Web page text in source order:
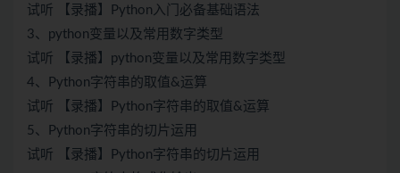
试听 【录播】
Python 入门必备基础语法
3、python变量以及常用数字类型
试听 【录播】python变量以及常用数字类型
4、
Python字符串的取值&运算
试听 【录播】Python字符串的取值&运算
5、Python字符串的切片运用
试听 【录播】Python字符串的切片运用